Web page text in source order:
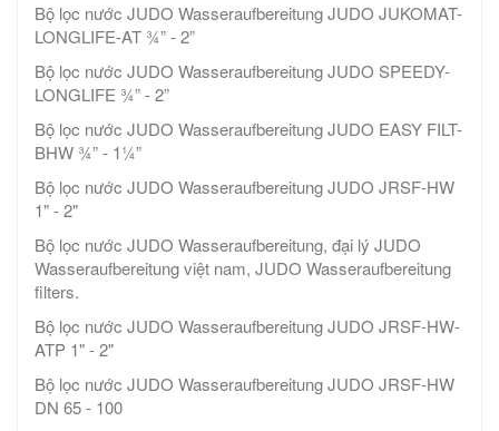
Bộ lọc nước JUDO Wasseraufbereitung JUDO JUKOMAT-
LONGLIFE-AT ¾” - 2”
Bộ lọc nước JUDO Wasseraufbereitung JUDO SPEEDY-
LONGLIFE ¾” - 2”
Bộ lọc nước JUDO Wasseraufbereitung JUDO EASY FILT-
BHW ¾” - 1¼”
Bộ lọc nước JUDO Wasseraufbereitung JUDO JRSF-HW
1" - 2"
Bộ lọc nước JUDO Wasseraufbereitung, đại lý JUDO
Wasseraufbereitung việt nam, JUDO Wasseraufbereitung
filters.
Bộ lọc nước JUDO Wasseraufbereitung JUDO JRSF-HW-
ATP 1" - 2"
Bộ lọc nước JUDO Wasseraufbereitung JUDO JRSF-HW
DN 65 - 100